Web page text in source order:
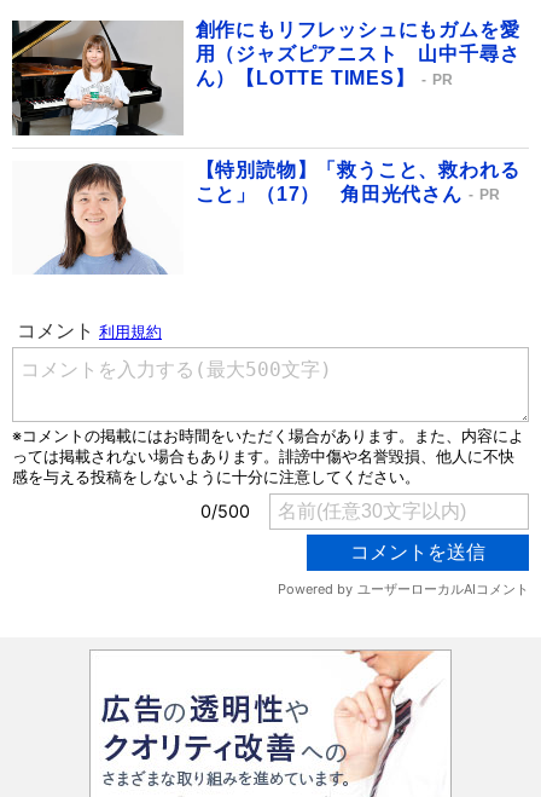
創作にもリフレッシュにもガムを愛
用（ジャズピアニスト 山中千尋さ
ん）【LOTTE TIMES】
PR
【特別読物】「救うこと、救われる
こと」（17） 角田光代さん
PR